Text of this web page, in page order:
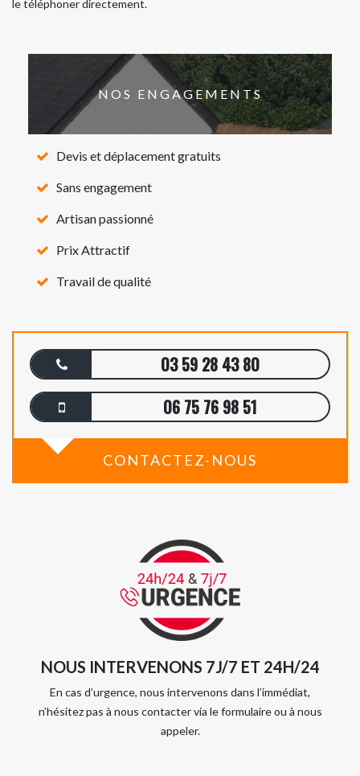
le téléphoner directement.
NOS ENGAGEMENTS
Devis et déplacement gratuits
Sans engagement
Artisan passionné
Prix Attractif
Travail de qualité
03 59 28 43 80
06 75 76 98 51
CONTACTEZ-NOUS
NOUS INTERVENONS 7J/7 ET 24H/24
En cas d’urgence, nous intervenons dans l’immédiat,
n’hésitez pas à nous contacter via le formulaire ou à nous
appeler.